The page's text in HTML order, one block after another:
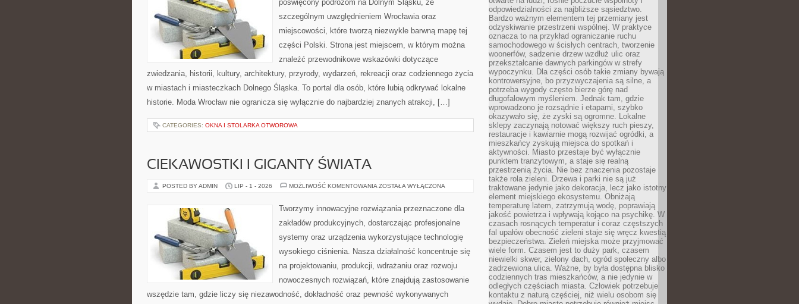
poświęcony podróżom na Dolnym Śląsku, ze
szczególnym uwzględnieniem Wrocławia oraz
miejscowości, które tworzą niezwykle barwną mapę tej
części Polski. Strona jest miejscem, w którym można
znaleźć przewodnikowe wskazówki dotyczące
zwiedzania, historii, kultury, architektury, przyrody, wydarzeń, rekreacji oraz codziennego życia
w miastach i miasteczkach Dolnego Śląska. To portal dla osób, które lubią odkrywać lokalne
historie. Moda Wrocław nie ogranicza się wyłącznie do najbardziej znanych atrakcji, […]
CATEGORIES: OKNA I STOLARKA OTWOROWA
CIEKAWOSTKI I GIGANTY ŚWIATA
POSTED BY ADMIN LIP - 1 - 2026 MOŻLIWOŚĆ KOMENTOWANIA CIEKAWOSTKI
ŚWIATA
ZOSTAŁA WYŁĄCZONA
Tworzymy innowacyjne rozwiązania przeznaczone dla
zakładów produkcyjnych, dostarczając profesjonalne
systemy oraz urządzenia wykorzystujące technologię
wysokiego ciśnienia. Nasza działalność koncentruje się
na projektowaniu, produkcji, wdrażaniu oraz rozwoju
nowoczesnych rozwiązań, które znajdują zastosowanie
wszędzie tam, gdzie liczy się niezawodność, dokładność oraz pewność wykonywanych
odpowiedzialności za najbliższe sąsiedztwo.
Bardzo ważnym elementem tej przemiany jest
odzyskiwanie przestrzeni wspólnej. W praktyce
oznacza to na przykład ograniczanie ruchu
samochodowego w ścisłych centrach, tworzenie
woonerfów, sadzenie drzew wzdłuż ulic oraz
przekształcanie dawnych parkingów w strefy
wypoczynku. Dla części osób takie zmiany bywają
kontrowersyjne, bo przyzwyczajenia są silne, a
potrzeba wygody często bierze górę nad
długofalowym myśleniem. Jednak tam, gdzie
wprowadzono je rozsądnie i etapami, szybko
okazywało się, że zyski są ogromne. Lokalne
sklepy zaczynają notować większy ruch pieszy,
restauracje i kawiarnie mogą rozwijać ogródki, a
mieszkańcy zyskują miejsca do spotkań i
aktywności. Miasto przestaje być wyłącznie
punktem tranzytowym, a staje się realną
przestrzenią życia. Nie bez znaczenia pozostaje
także rola zieleni. Drzewa i parki nie są już
traktowane jedynie jako dekoracja, lecz jako istotny
element miejskiego ekosystemu. Obniżają
temperaturę latem, zatrzymują wodę, poprawiają
jakość powietrza i wpływają kojąco na psychikę. W
czasach rosnących temperatur i coraz częstszych
fal upałów obecność zieleni staje się wręcz kwestią
bezpieczeństwa. Zieleń miejska może przyjmować
wiele form. Czasem jest to duży park, czasem
niewielki skwer, zielony dach, ogród społeczny albo
zadrzewiona ulica. Ważne, by była dostępna blisko
codziennych tras mieszkańców, a nie jedynie w
odległych częściach miasta. Człowiek potrzebuje
kontaktu z naturą częściej, niż wielu osobom się